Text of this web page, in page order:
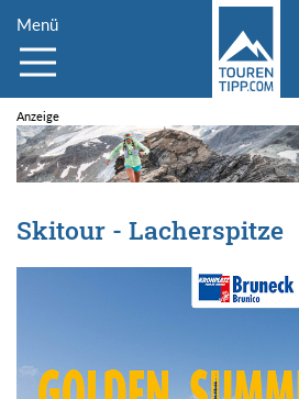
Menü
Skitour - Lacherspitze